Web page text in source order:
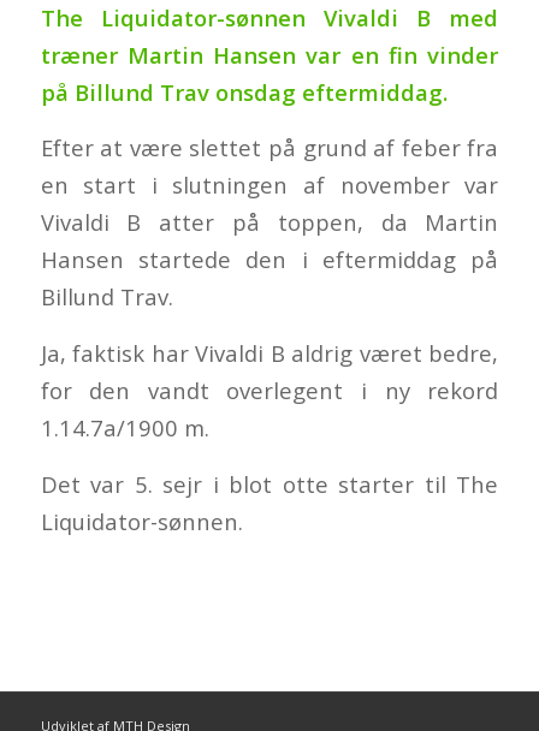
The Liquidator-sønnen Vivaldi B med
træner Martin Hansen var en fin vinder
på Billund Trav onsdag eftermiddag.
Efter at være slettet på grund af feber fra
en start i slutningen af november var
Vivaldi B atter på toppen, da Martin
Hansen startede den i eftermiddag på
Billund Trav.
Ja, faktisk har Vivaldi B aldrig været bedre,
for den vandt overlegent i ny rekord
1.14.7a/1900 m.
Det var 5. sejr i blot otte starter til The
Liquidator-sønnen.
Udviklet af MTH Design